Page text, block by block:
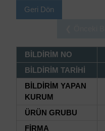
Geri Dön
BİLDİRİM NO
BİLDİRİM TARİHİ
BİLDİRİM YAPAN
KURUM
ÜRÜN GRUBU
FİRMA